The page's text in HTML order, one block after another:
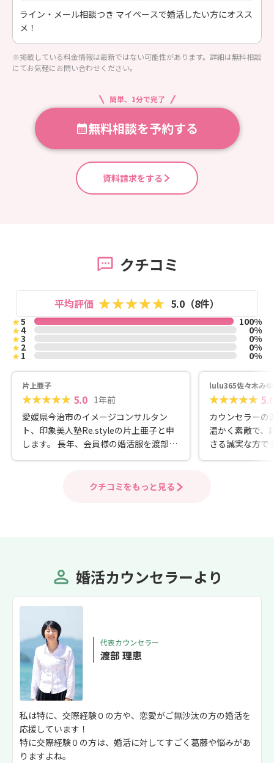
ライン・メール相談つき マイペースで婚活したい方にオスス
メ！
※掲載している料金情報は最新ではない可能性があります。詳細は無料相談
にてお気軽にお問い合わせください。
簡単、1分で完了
無料相談を予約する
資料請求をする
クチコミ
平均評価 5.0（8件）
★5 100%
★4 0%
★3 0%
★2 0%
★1 0%
片上亜子
5.0 1年前
愛媛県今治市のイメージコンサルタン
ト、印象美人塾Re.styleの片上亜子と申
します。 長年、会員様の婚活服を渡部理
恵さんと一緒にお選びしています。 会員
ん、迷いが生じている方には、厳しくも
外見も内面も変化され、ご成婚までのス
ドバイスを通して、会員様の幸せのお手
伝いをさせていただけることに喜びを感
じています。理恵さん、いつもありがと
うございます♡アンジュベル様の更なる
ご発展をお祈りしております。
lulu365佐々木みゆ
5.0
カウンセラーの
温かく素敵で、
さる誠実な方です。 恋愛経験が
でも、理恵先生
クチコミをもっと見る
婚活カウンセラーより
代表カウンセラー
渡部 理恵
私は特に、交際経験０の方や、恋愛がご無沙汰の方の婚活を
応援しています！
特に交際経験０の方は、婚活に対してすごく葛藤や悩みがあ
りますよね。